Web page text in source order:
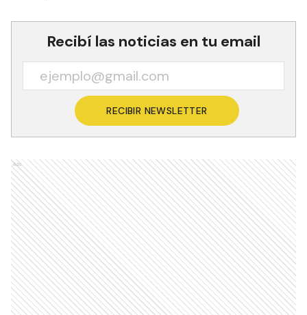
Recibí las noticias en tu email
RECIBIR NEWSLETTER
Ads